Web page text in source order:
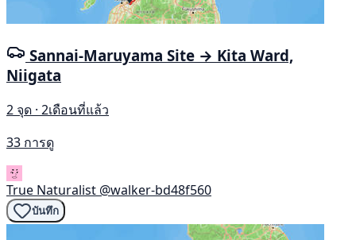
Sannai-Maruyama Site → Kita Ward,
Niigata
2 จุด · 2เดือนที่แล้ว
33 การดู
True Naturalist @walker-bd48f560
บันทึก